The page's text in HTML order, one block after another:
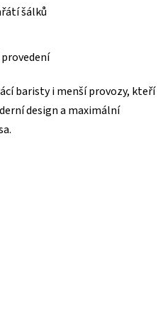
šálků
baristy i menší provozy, kteří
design a maximální